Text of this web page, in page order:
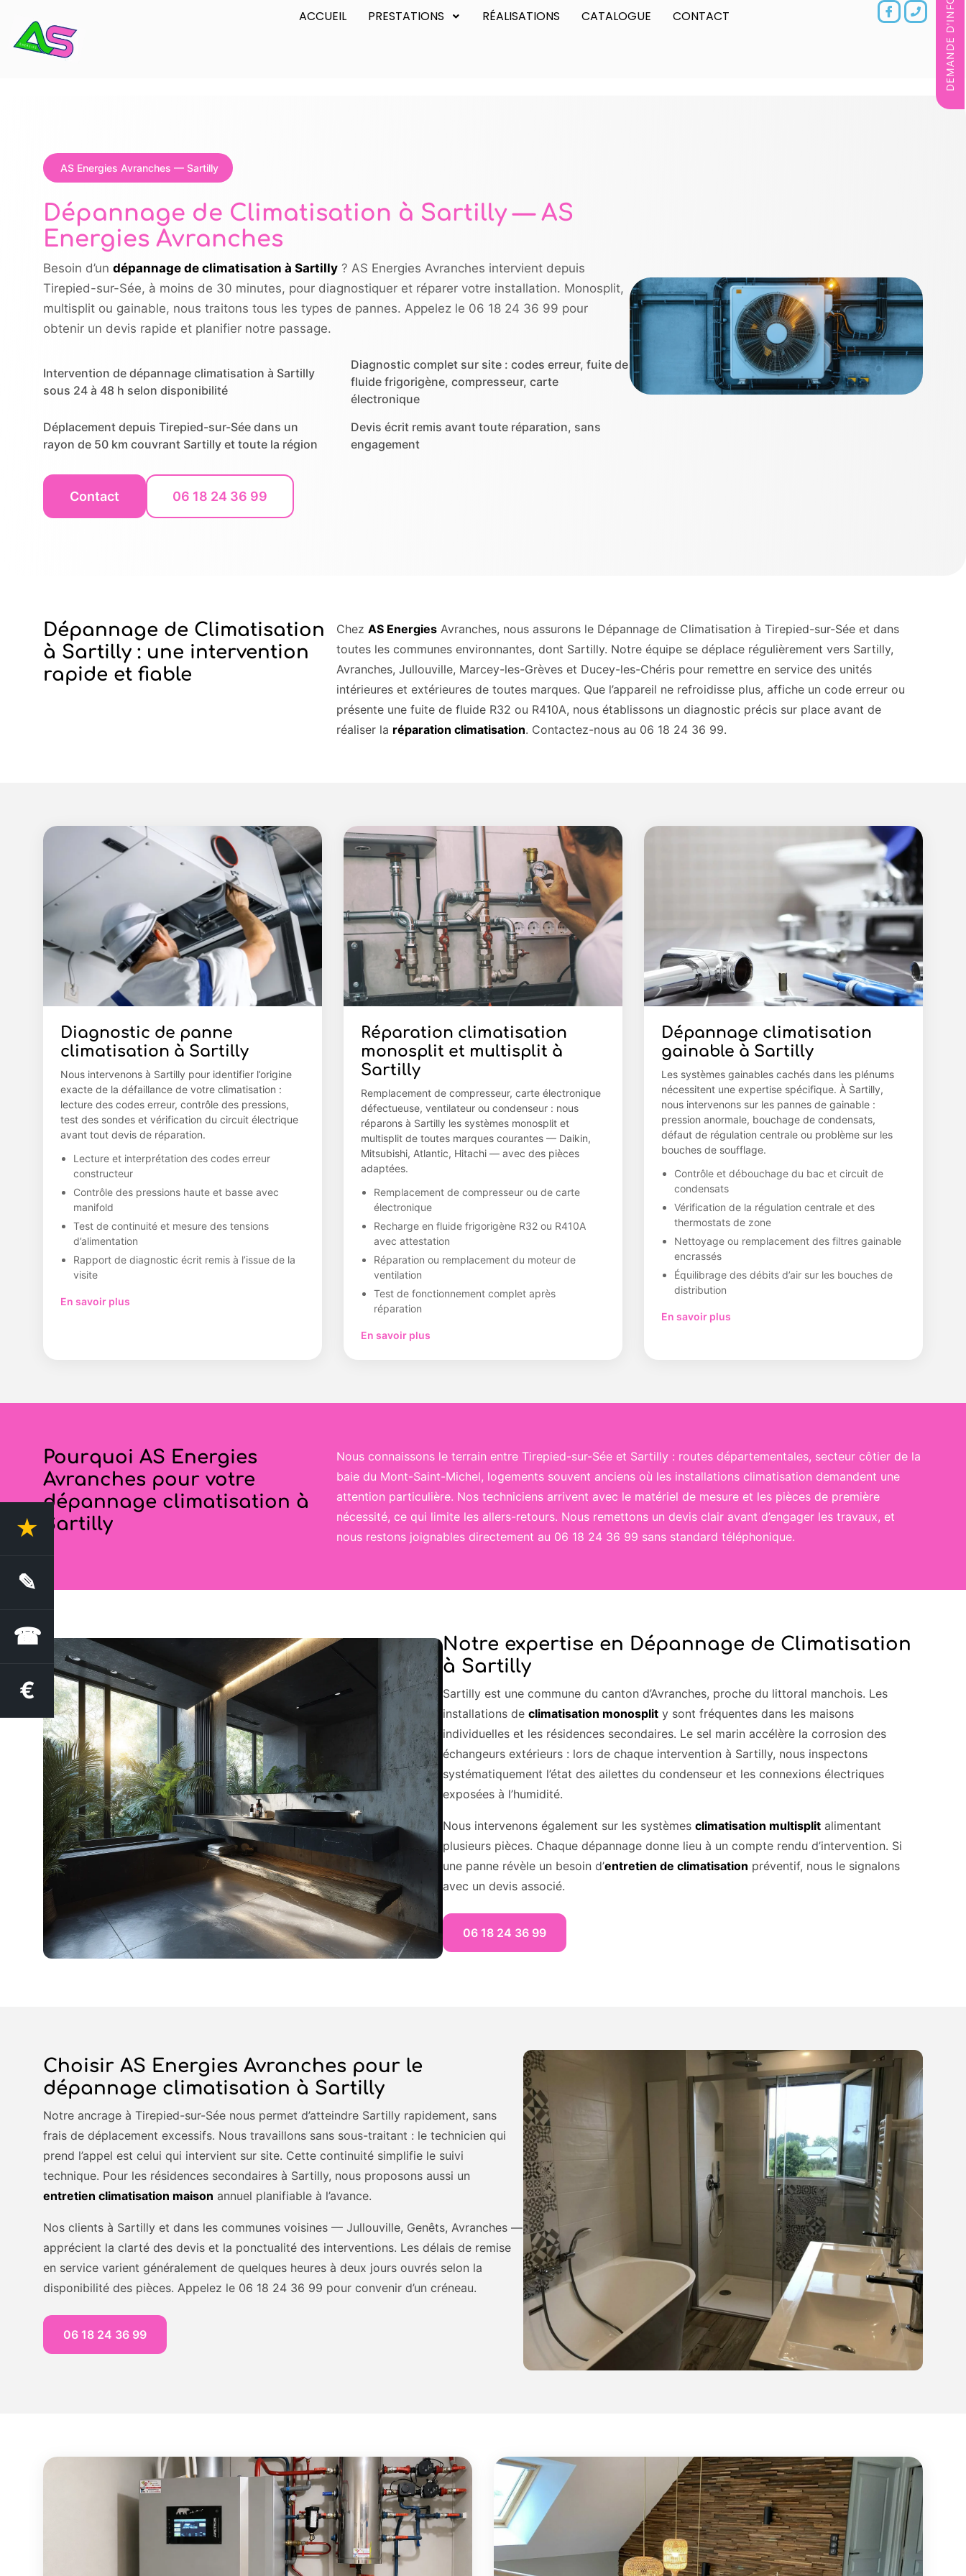
ACCUEIL PRESTATIONS RÉALISATIONS CATALOGUE CONTACT
AS Energies Avranches — Sartilly
Dépannage de Climatisation à Sartilly — AS
Energies Avranches
Besoin d’un dépannage de climatisation à Sartilly ? AS Energies Avranches intervient depuis
Tirepied-sur-Sée, à moins de 30 minutes, pour diagnostiquer et réparer votre installation. Monosplit,
multisplit ou gainable, nous traitons tous les types de pannes. Appelez le 06 18 24 36 99 pour
obtenir un devis rapide et planifier notre passage.
Intervention de dépannage climatisation à Sartilly
sous 24 à 48 h selon disponibilité
Diagnostic complet sur site : codes erreur, fuite de
fluide frigorigène, compresseur, carte
électronique
Déplacement depuis Tirepied-sur-Sée dans un
rayon de 50 km couvrant Sartilly et toute la région
Devis écrit remis avant toute réparation, sans
engagement
Contact 06 18 24 36 99
Dépannage de Climatisation
à Sartilly : une intervention
rapide et fiable
Chez AS Energies Avranches, nous assurons le Dépannage de Climatisation à Tirepied-sur-Sée et dans
toutes les communes environnantes, dont Sartilly. Notre équipe se déplace régulièrement vers Sartilly,
Avranches, Jullouville, Marcey-les-Grèves et Ducey-les-Chéris pour remettre en service des unités
intérieures et extérieures de toutes marques. Que l’appareil ne refroidisse plus, affiche un code erreur ou
présente une fuite de fluide R32 ou R410A, nous établissons un diagnostic précis sur place avant de
réaliser la réparation climatisation. Contactez-nous au 06 18 24 36 99.
Diagnostic de panne
climatisation à Sartilly
Nous intervenons à Sartilly pour identifier l’origine
exacte de la défaillance de votre climatisation :
lecture des codes erreur, contrôle des pressions,
test des sondes et vérification du circuit électrique
avant tout devis de réparation.
Lecture et interprétation des codes erreur
constructeur
Contrôle des pressions haute et basse avec
manifold
Test de continuité et mesure des tensions
d’alimentation
Rapport de diagnostic écrit remis à l’issue de la
visite
En savoir plus
Réparation climatisation
monosplit et multisplit à
Sartilly
Remplacement de compresseur, carte électronique
défectueuse, ventilateur ou condenseur : nous
réparons à Sartilly les systèmes monosplit et
multisplit de toutes marques courantes — Daikin,
Mitsubishi, Atlantic, Hitachi — avec des pièces
adaptées.
Remplacement de compresseur ou de carte
électronique
Recharge en fluide frigorigène R32 ou R410A
avec attestation
Réparation ou remplacement du moteur de
ventilation
Test de fonctionnement complet après
réparation
En savoir plus
Dépannage climatisation
gainable à Sartilly
Les systèmes gainables cachés dans les plénums
nécessitent une expertise spécifique. À Sartilly,
nous intervenons sur les pannes de gainable :
pression anormale, bouchage de condensats,
défaut de régulation centrale ou problème sur les
bouches de soufflage.
Contrôle et débouchage du bac et circuit de
condensats
Vérification de la régulation centrale et des
thermostats de zone
Nettoyage ou remplacement des filtres gainable
encrassés
Équilibrage des débits d’air sur les bouches de
distribution
En savoir plus
Pourquoi AS Energies
Avranches pour votre
dépannage climatisation à
Sartilly
Nous connaissons le terrain entre Tirepied-sur-Sée et Sartilly : routes départementales, secteur côtier de la
baie du Mont-Saint-Michel, logements souvent anciens où les installations climatisation demandent une
attention particulière. Nos techniciens arrivent avec le matériel de mesure et les pièces de première
nécessité, ce qui limite les allers-retours. Nous remettons un devis clair avant d’engager les travaux, et
nous restons joignables directement au 06 18 24 36 99 sans standard téléphonique.
Notre expertise en Dépannage de Climatisation
à Sartilly
Sartilly est une commune du canton d’Avranches, proche du littoral manchois. Les
installations declimatisation monosplit y sont fréquentes dans les maisons
individuelles et les résidences secondaires. Le sel marin accélère la corrosion des
échangeurs extérieurs : lors de chaque intervention à Sartilly, nous inspectons
systématiquement l’état des ailettes du condenseur et les connexions électriques
exposées à l’humidité.
Nous intervenons également sur les systèmesclimatisation multisplit alimentant
plusieurs pièces. Chaque dépannage donne lieu à un compte rendu d’intervention. Si
une panne révèle un besoin d’entretien de climatisation préventif, nous le signalons
avec un devis associé.
06 18 24 36 99
Choisir AS Energies Avranches pour le
dépannage climatisation à Sartilly
Notre ancrage à Tirepied-sur-Sée nous permet d’atteindre Sartilly rapidement, sans
frais de déplacement excessifs. Nous travaillons sans sous-traitant : le technicien qui
prend l’appel est celui qui intervient sur site. Cette continuité simplifie le suivi
technique. Pour les résidences secondaires à Sartilly, nous proposons aussi un
entretien climatisation maison annuel planifiable à l’avance.
Nos clients à Sartilly et dans les communes voisines — Jullouville, Genêts, Avranches —
apprécient la clarté des devis et la ponctualité des interventions. Les délais de remise
en service varient généralement de quelques heures à deux jours ouvrés selon la
disponibilité des pièces. Appelez le 06 18 24 36 99 pour convenir d’un créneau.
06 18 24 36 99
★ 4.4 Avis clients
✎
☎
€
Estimation des aides